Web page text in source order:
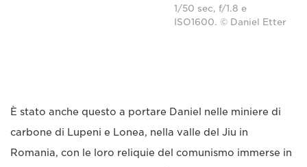
1/50 sec, f/1.8 e
ISO1600. © Daniel Etter
È stato anche questo a portare Daniel nelle miniere di
carbone di Lupeni e Lonea, nella valle del Jiu in
Romania, con le loro reliquie del comunismo immerse in